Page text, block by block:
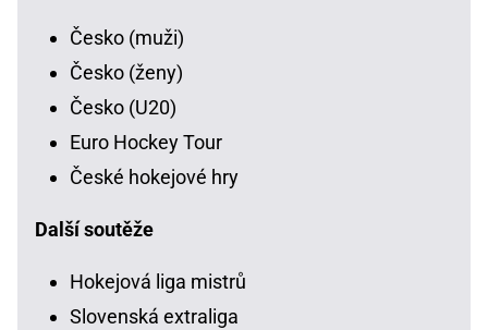
Česko (muži)
Česko (ženy)
Česko (U20)
Euro Hockey Tour
České hokejové hry
Další soutěže
Hokejová liga mistrů
Slovenská extraliga